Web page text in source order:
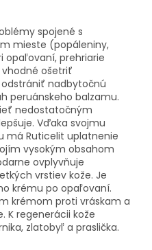
spojené s
mieste (popáleniny,
opaľovaní, prehriarie
ošetriť
nadbytočnú
peruánskeho balzamu.
nedostatočným
Vďaka svojmu
má Ruticelit uplatnenie
vysokým obsahom
ovplyvňuje
vrstiev kože. Je
krému po opaľovaní.
krémom proti vráskam a
K regenerácii kože
zlatobyľ a praslička.